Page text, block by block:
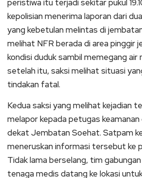
peristiwa itu terjadi sekitar pukul
kepolisian menerima laporan dari
yang kebetulan melintas di
melihat NFR berada di area pinggir
kondisi duduk sambil memegang air
setelah itu, saksi melihat situasi
tindakan fatal.
Kedua saksi yang melihat kejadian
melapor kepada petugas
dekat Jembatan Soehat. Satpam
meneruskan informasi tersebut ke
Tidak lama berselang, tim
tenaga medis datang ke lokasi